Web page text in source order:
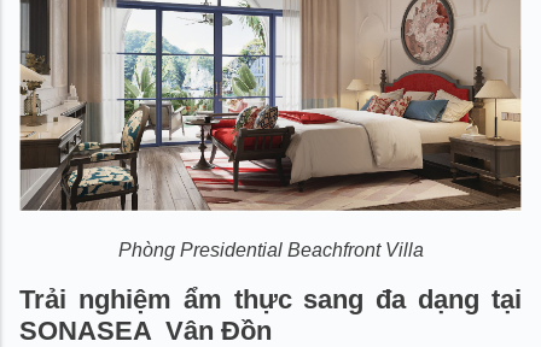
Phòng Presidential Beachfront Villa
Trải nghiệm ẩm thực sang đa dạng tại
SONASEA Vân Đồn